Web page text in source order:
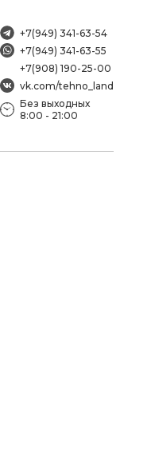
+7(949) 341-63-54
+7(949) 341-63-55
+7(908) 190-25-00
vk.com/tehno_land
Без выходных
8:00 - 21:00